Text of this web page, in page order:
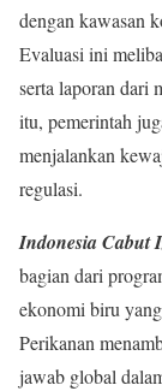
dengan kawasan
Evaluasi ini
serta laporan dari
itu, pemerintah
menjalankan
regulasi.
Indonesia Cabut
bagian dari
ekonomi biru
Perikanan
jawab global